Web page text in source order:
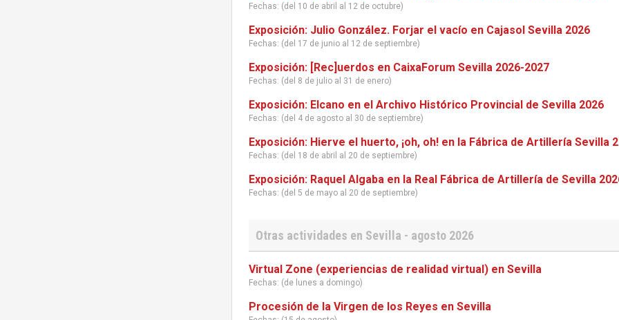
Fechas: (del 10 de abril al 12 de octubre)
Exposición: Julio González. Forjar el vacío en Cajasol Sevilla 2026
Fechas: (del 17 de junio al 12 de septiembre)
Exposición: [Rec]uerdos en CaixaForum Sevilla 2026-2027
Fechas: (del 8 de julio al 31 de enero)
Exposición: Elcano en el Archivo Histórico Provincial de Sevilla 2026
Fechas: (del 4 de agosto al 30 de septiembre)
Exposición: Hierve el huerto, ¡oh, oh! en la Fábrica de Artillería Sevilla
Fechas: (del 18 de abril al 20 de septiembre)
Exposición: Raquel Algaba en la Real Fábrica de Artillería de Sevilla
Fechas: (del 5 de mayo al 20 de septiembre)
Otras actividades en Sevilla - agosto 2026
Virtual Zone (experiencias de realidad virtual) en Sevilla
Fechas: (de lunes a domingo)
Procesión de la Virgen de los Reyes en Sevilla